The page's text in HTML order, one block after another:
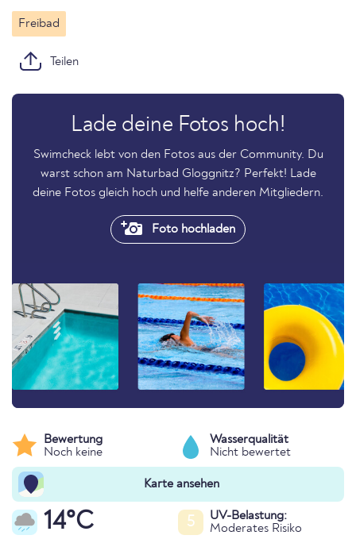
Freibad
Teilen
Lade deine Fotos hoch!
Swimcheck lebt von den Fotos aus der Community. Du
warst schon am Naturbad Gloggnitz? Perfekt! Lade
deine Fotos gleich hoch und helfe anderen Mitgliedern.
Foto hochladen
Bewertung
Noch keine
Wasserqualität
Nicht bewertet
Karte ansehen
14°C 5
UV-Belastung:
Moderates Risiko